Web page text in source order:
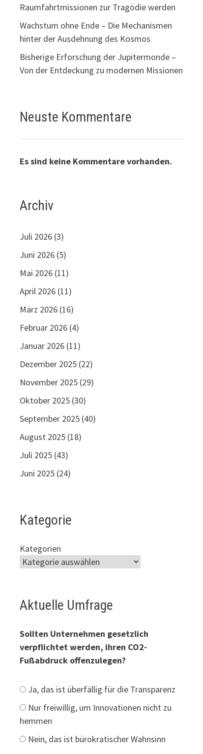
Raumfahrtmissionen zur Tragödie werden
Wachstum ohne Ende – Die Mechanismen
hinter der Ausdehnung des Kosmos
Bisherige Erforschung der Jupitermonde –
Von der Entdeckung zu modernen Missionen
Neuste Kommentare
Es sind keine Kommentare vorhanden.
Archiv
Juli 2026 (3)
Juni 2026 (5)
Mai 2026 (11)
April 2026 (11)
März 2026 (16)
Februar 2026 (4)
Januar 2026 (11)
Dezember 2025 (22)
November 2025 (29)
Oktober 2025 (30)
September 2025 (40)
August 2025 (18)
Juli 2025 (43)
Juni 2025 (24)
Kategorie
Kategorien
Aktuelle Umfrage
Sollten Unternehmen gesetzlich
verpflichtet werden, ihren CO2-
Fußabdruck offenzulegen?
Ja, das ist überfällig für die Transparenz
Nur freiwillig, um Innovationen nicht zu
hemmen
Nein, das ist bürokratischer Wahnsinn